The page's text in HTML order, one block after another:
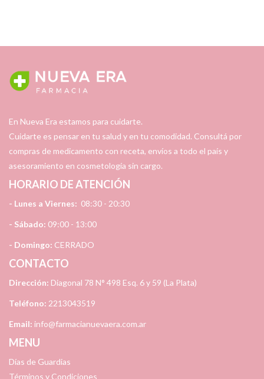
En Nueva Era estamos para cuidarte.
Cuidarte es pensar en tu salud y en tu comodidad. Consultá por
compras de medicamento con receta, envíos a todo el país y
asesoramiento en cosmetología sin cargo.
HORARIO DE ATENCIÓN
- Lunes a Viernes: 08:30 - 20:30
- Sábado: 09:00 - 13:00
- Domingo: CERRADO
CONTACTO
Dirección: Diagonal 78 N° 498 Esq. 6 y 59 (La Plata)
Teléfono: 2213043519
Email: info@farmacianuevaera.com.ar
MENU
Días de Guardias
Términos y Condiciones